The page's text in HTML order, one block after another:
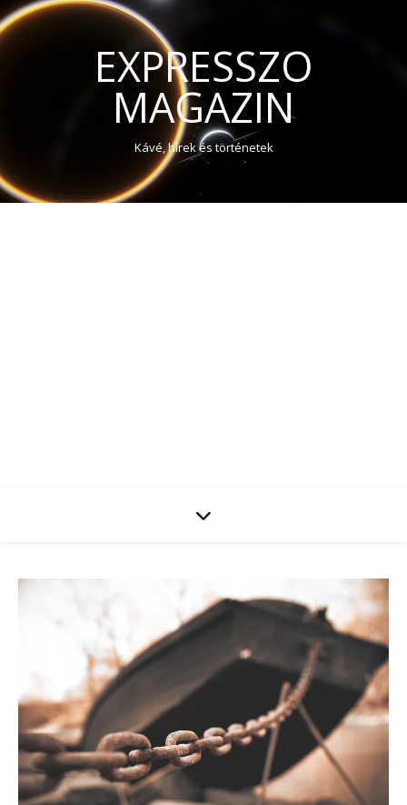
EXPRESSZO
MAGAZIN
Kávé, hírek és történetek